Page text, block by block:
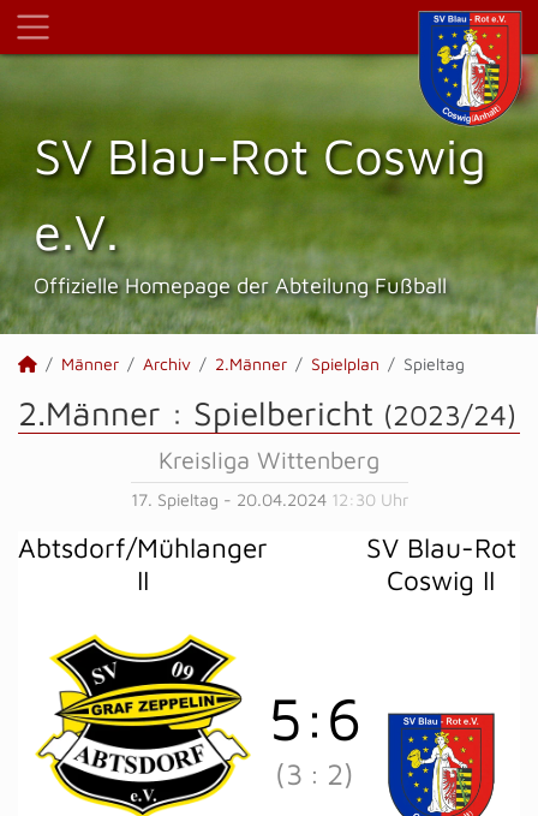
SV Blau-Rot Coswig
e.V.
Offizielle Homepage der Abteilung Fußball
Männer Archiv 2.Männer Spielplan Spieltag
2.Männer : Spielbericht (2023/24)
Kreisliga Wittenberg
17. Spieltag - 20.04.2024 12:30 Uhr
Abtsdorf/Mühlanger
II
SV Blau-Rot
Coswig II
5:6
(3 : 2)